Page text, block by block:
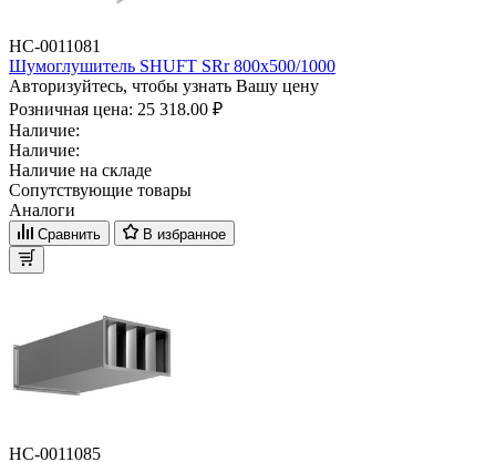
НС-0011081
Шумоглушитель SHUFT SRr 800x500/1000
Авторизуйтесь, чтобы узнать Вашу цену
Розничная цена: 25 318.00 ₽
Наличие:
Наличие:
Наличие на складе
Сопутствующие товары
Аналоги
Сравнить В избранное
НС-0011085